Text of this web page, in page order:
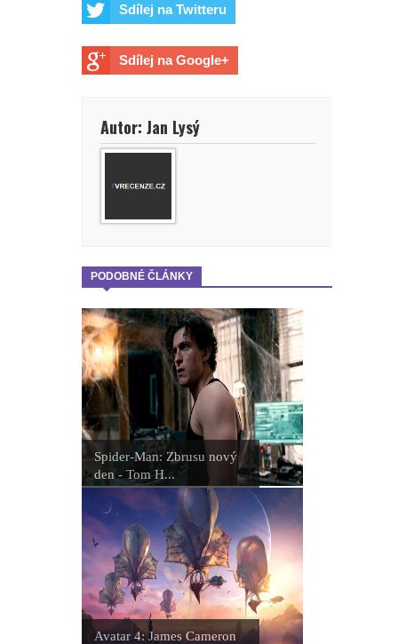
Sdílej na Twitteru
Sdílej na Google+
Autor: Jan Lysý
PODOBNÉ ČLÁNKY
Spider-Man: Zbrusu nový
den - Tom H...
Avatar 4: James Cameron